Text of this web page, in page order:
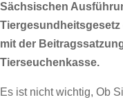
Sächsischen
Tiergesundheitsgesetz
mit der
Tierseuchenkasse.
Es ist nicht wichtig, Ob